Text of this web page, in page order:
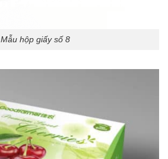
Mẫu hộp giấy số 8